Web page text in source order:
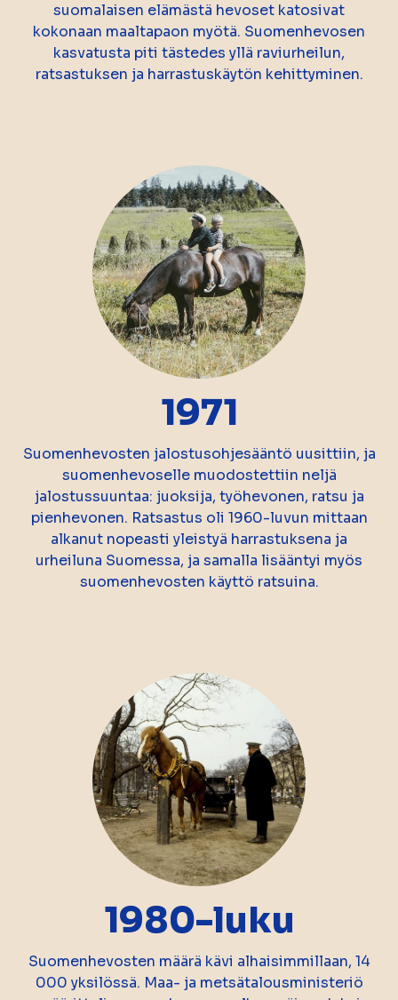
suomalaisen elämästä hevoset katosivat
kokonaan maaltapaon myötä. Suomenhevosen
kasvatusta piti tästedes yllä raviurheilun,
ratsastuksen ja harrastuskäytön kehittyminen.
1971
Suomenhevosten jalostusohjesääntö uusittiin, ja
suomenhevoselle muodostettiin neljä
jalostussuuntaa: juoksija, työhevonen, ratsu ja
pienhevonen. Ratsastus oli 1960-luvun mittaan
alkanut nopeasti yleistyä harrastuksena ja
urheiluna Suomessa, ja samalla lisääntyi myös
suomenhevosten käyttö ratsuina.
1980-luku
Suomenhevosten määrä kävi alhaisimmillaan, 14
000 yksilössä. Maa- ja metsätalousministeriö